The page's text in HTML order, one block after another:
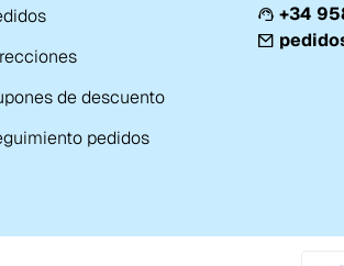
de descuento
pedidos
+34